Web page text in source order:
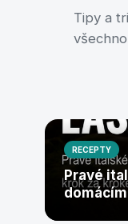
Tipy a
RECEPTY
Pravé